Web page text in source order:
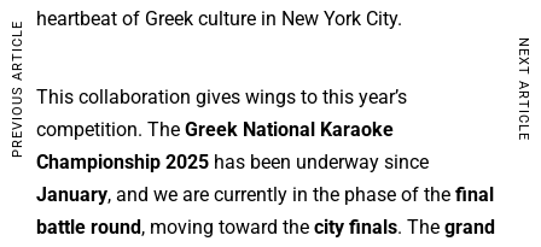
heartbeat of Greek culture in New York City.
This collaboration gives wings to this year’s
competition. The Greek National Karaoke
Championship 2025 has been underway since
January, and we are currently in the phase of the final
battle round , moving toward the city finals. The grand
PREVIOUS ARTICLE NEXT ARTICLE